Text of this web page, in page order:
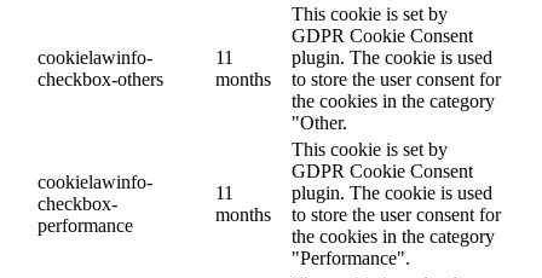
cookielawinfo-
checkbox-others
11
months
This cookie is set by
GDPR Cookie Consent
plugin. The cookie is used
to store the user consent for
the cookies in the category
"Other.
cookielawinfo-
checkbox-
performance
11
months
This cookie is set by
GDPR Cookie Consent
plugin. The cookie is used
to store the user consent for
the cookies in the category
"Performance".